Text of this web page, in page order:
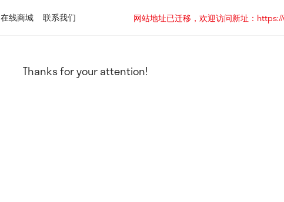
在线商城 联系我们
网站地址已迁移，欢迎访问新址：
Thanks for your attention!